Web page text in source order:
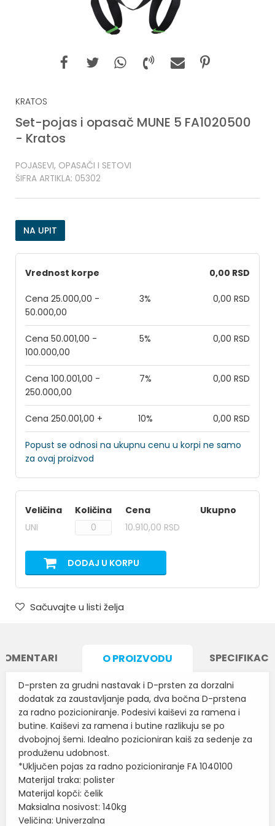
KRATOS
Set-pojas i opasač MUNE 5 FA1020500
- Kratos
POJASEVI, OPASAČI I SETOVI
ŠIFRA ARTIKLA: 05302
NA UPIT
Vrednost korpe 0,00 RSD
Cena 25.000,00 -
50.000,00
3% 0,00 RSD
Cena 50.001,00 -
100.000,00
5% 0,00 RSD
Cena 100.001,00 -
250.000,00
7% 0,00 RSD
Cena 250.001,00 + 10% 0,00 RSD
Popust se odnosi na ukupnu cenu u korpi ne samo
za ovaj proizvod
Veličina Količina Cena
Ukupno
UNI
10.910,00 RSD
DODAJ U KORPU
Sačuvajte u listi želja
O PROIZVODU
D-prsten za grudni nastavak i D-prsten za dorzalni
dodatak za zaustavljanje pada, dva bočna D-prstena
za radno pozicioniranje. Podesivi kaiševi za ramena i
butine. Kaiševi za ramena i butine razlikuju se po
dvobojnoj šemi. Idealno pozicioniran kaiš za sedenje za
produženu udobnost.
*Uključen pojas za radno pozicioniranje FA 1040100
Materijal traka: polister
Materijal kopči: čelik
Maksialna nosivost: 140kg
Veličina: Univerzalna